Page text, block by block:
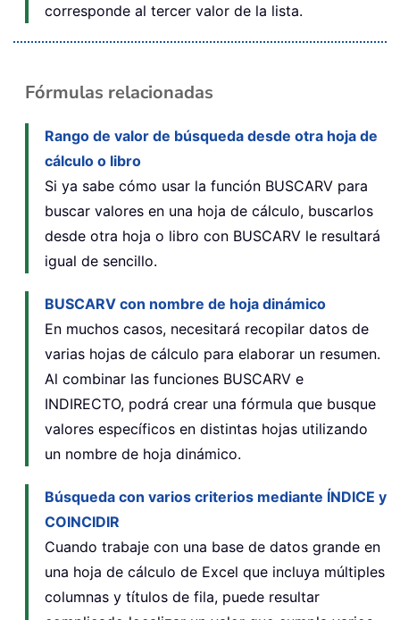
corresponde al tercer valor de la lista.
Fórmulas relacionadas
Rango de valor de búsqueda desde otra hoja de
cálculo o libro
Si ya sabe cómo usar la función BUSCARV para
buscar valores en una hoja de cálculo, buscarlos
desde otra hoja o libro con BUSCARV le resultará
igual de sencillo.
BUSCARV con nombre de hoja dinámico
En muchos casos, necesitará recopilar datos de
varias hojas de cálculo para elaborar un resumen.
Al combinar las funciones BUSCARV e
INDIRECTO, podrá crear una fórmula que busque
valores específicos en distintas hojas utilizando
un nombre de hoja dinámico.
Búsqueda con varios criterios mediante ÍNDICE y
COINCIDIR
Cuando trabaje con una base de datos grande en
una hoja de cálculo de Excel que incluya múltiples
columnas y títulos de fila, puede resultar